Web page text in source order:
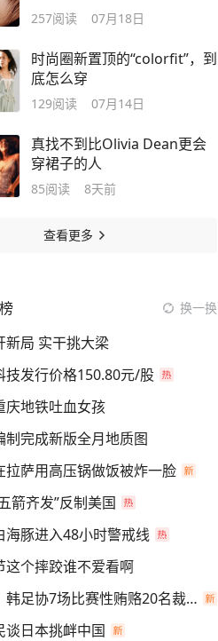
257阅读 07月18日
时尚圈新置顶的“colorfit”，到
底怎么穿
129阅读 07月14日
真找不到比Olivia Dean更会
穿裙子的人
85阅读 8天前
查看更多
换一换
新局 实干挑大梁
技发行价格150.80元/股
庆地铁吐血女孩
制完成新版全月地质图
拉萨用高压锅做饭被炸一脸
箭齐发”反制美国
海豚进入48小时警戒线
这个摔跤谁不爱看啊
韩媒：韩足协7场比赛性贿赂20名裁判
谈日本挑衅中国